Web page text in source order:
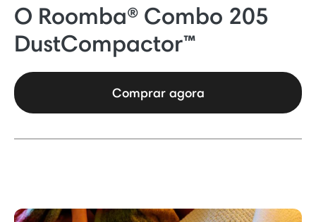
O Roomba® Combo 205
DustCompactor™
Comprar agora